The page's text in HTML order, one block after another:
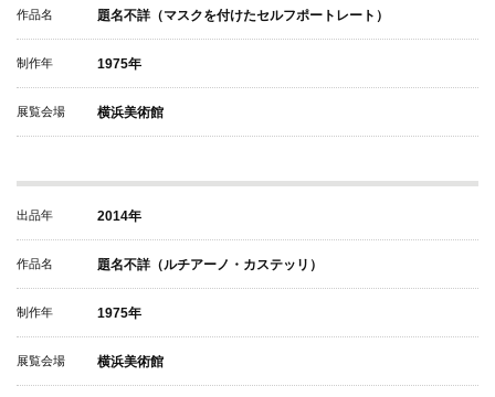
作品名 題名不詳（マスクを付けたセルフポートレート）
制作年 1975年
展覧会場 横浜美術館
出品年 2014年
作品名 題名不詳（ルチアーノ・カステッリ）
制作年 1975年
展覧会場 横浜美術館